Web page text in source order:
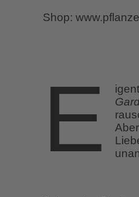
Shop:
E